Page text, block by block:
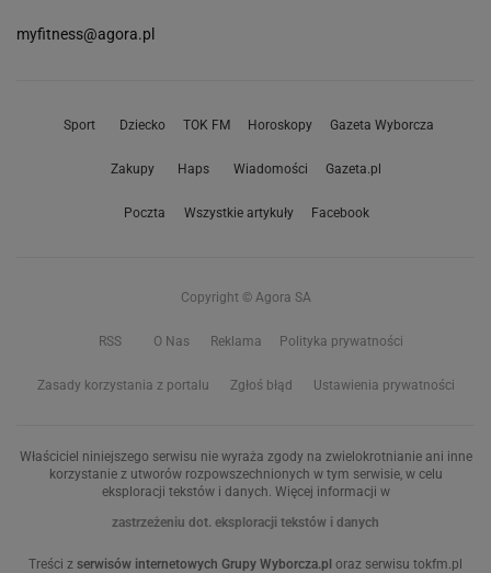
myfitness@agora.pl
Sport Dziecko TOK FM Horoskopy Gazeta Wyborcza
Zakupy Haps Wiadomości Gazeta.pl
Poczta Wszystkie artykuły Facebook
Copyright © Agora SA
RSS O Nas Reklama Polityka prywatności
Zasady korzystania z portalu Zgłoś błąd Ustawienia prywatności
Właściciel niniejszego serwisu nie wyraża zgody na zwielokrotnianie ani inne
korzystanie z utworów rozpowszechnionych w tym serwisie, w celu
eksploracji tekstów i danych. Więcej informacji w
zastrzeżeniu dot. eksploracji tekstów i danych
Treści z serwisów internetowych Grupy Wyborcza.pl oraz serwisu tokfm.pl